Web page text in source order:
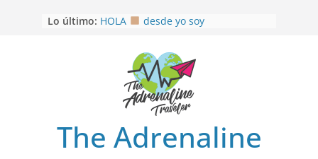
Lo último: HOLA
desde yo soy
EL SENDERO DEL CACAO: Excelente
opción
HOSPEDAJE AL NATURALSHH !!
OTRA PERSPECTIVA de RÍO EL
MULITO!
The Adrenaline